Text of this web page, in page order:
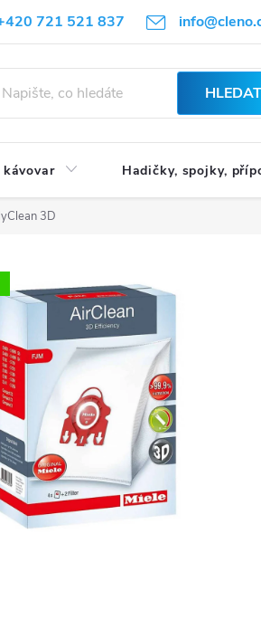
721 521 837
Reklamace a vrácení zboží
HLEDAT
kávovar Hadičky, spojky,
3D